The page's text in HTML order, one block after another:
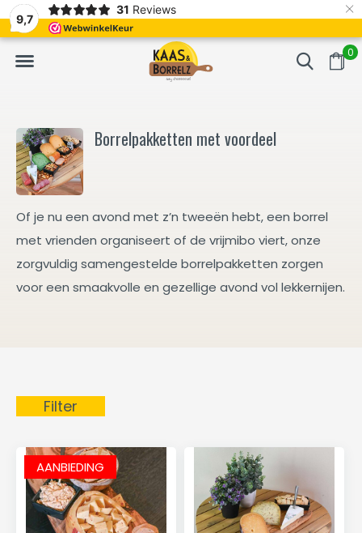
9,7
31 Reviews ×
0
Vaak volgende dag geleverd Gratis bezorgd
Borrelpakketten met voordeel
Of je nu een avond met z’n tweeën hebt, een borrel
met vrienden organiseert of de vrijmibo viert, onze
zorgvuldig samengestelde borrelpakketten zorgen
voor een smaakvolle en gezellige avond vol lekkernijen.
Filter
AANBIEDING